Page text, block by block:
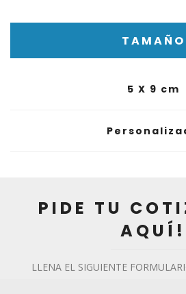
TAMAÑO
5 X 9 cm
PIDE TU
AQUÍ!
LLENA EL SIGUIENTE